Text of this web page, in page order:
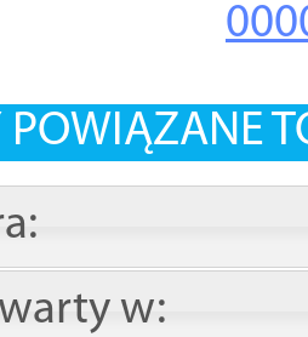
POWIĄZANE
w: